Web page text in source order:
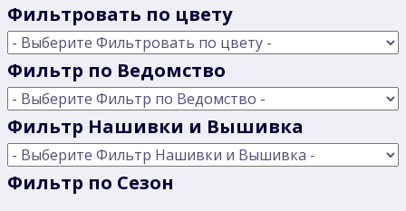
Фильтровать по цвету
Фильтр по Ведомство
Фильтр Нашивки и Вышивка
Фильтр по Сезон